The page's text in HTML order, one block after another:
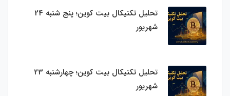
تحلیل تکنیکال بیت کوین؛ پنج شنبه 24
شهریور
تحلیل تکنیکال بیت کوین؛ چهارشنبه 23
شهریور